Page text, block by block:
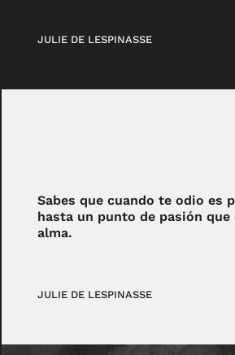
JULIE DE LESPINASSE
Sabes que cuando te odio es
hasta un punto de pasión que
alma.
JULIE DE LESPINASSE